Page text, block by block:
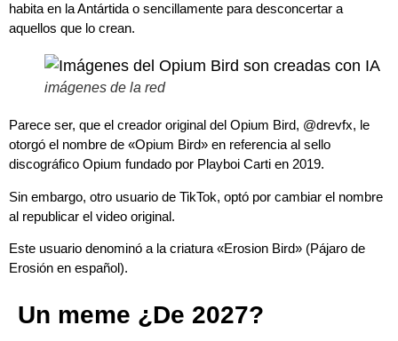
habita en la Antártida o sencillamente para desconcertar a
aquellos que lo crean.
imágenes de la red
Parece ser, que el creador original del Opium Bird, @drevfx, le
otorgó el nombre de «Opium Bird» en referencia al sello
discográfico Opium fundado por Playboi Carti en 2019.
Sin embargo, otro usuario de TikTok, optó por cambiar el nombre
al republicar el video original.
Este usuario denominó a la criatura «Erosion Bird» (Pájaro de
Erosión en español).
Un meme ¿De 2027?